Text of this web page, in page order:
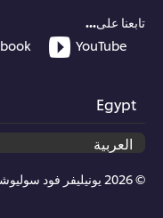
على...
YouTube
Facebook